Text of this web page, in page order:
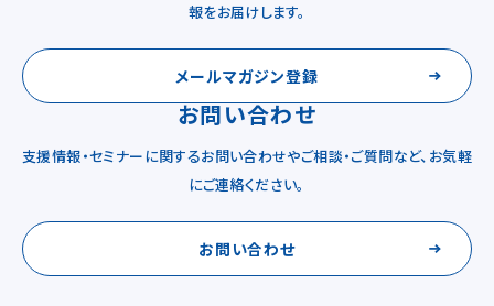
報をお届けします。
メールマガジン登録
お問い合わせ
支援情報・セミナーに関するお問い合わせやご相談・ご質問など、お気軽
にご連絡ください。
お問い合わせ